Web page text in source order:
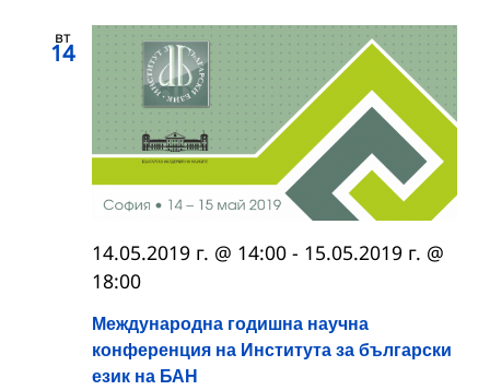
вт
14
Международна годишна научна
конференция на Института за български
език на БАН
14.05.2019 г. @ 14:00 - 15.05.2019 г. @
18:00